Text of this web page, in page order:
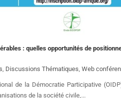
: quelles opportunités de
, Discussions Thématiques, Web
de la Démocratie Participative
de la société civile,...